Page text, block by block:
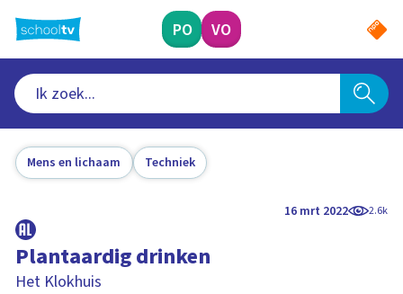
naar
hoofdinhoud
PO VO
Mens en lichaam Techniek
16 mrt 2022 2.6k
Plantaardig drinken
Het Klokhuis